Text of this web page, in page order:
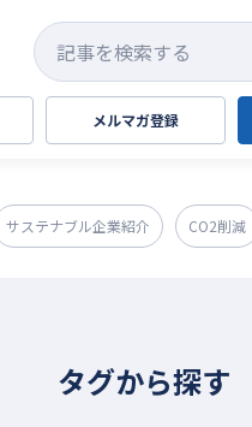
メルマガ登録
サステナブル企業紹介 CO2削減
タグから探す